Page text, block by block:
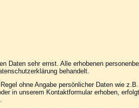
Daten sehr ernst. Alle erhobenen
behandelt.
ohne Angabe persönlicher Daten wie
in unserem Kontaktformular erhoben,